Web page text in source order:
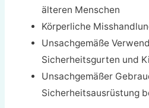
älteren Menschen
Körperliche
Unsachgemäße
Sicherheitsgurten und
Unsachgemäßer
Sicherheitsausrüstung